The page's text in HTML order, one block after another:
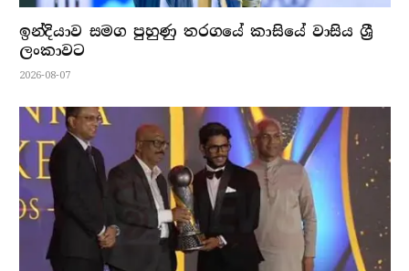
ඉන්දියාව සමග පුහුණු තරගයේ කාසියේ වාසිය ශ්‍රී
ලංකාවට
2026-08-07